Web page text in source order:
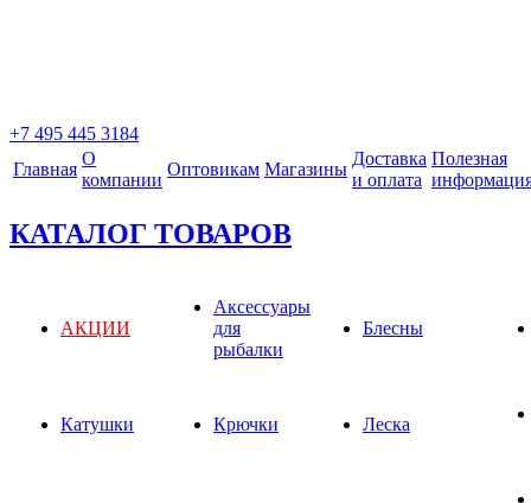
+7 495 445 3184
Главная
О
компании
Оптовикам Магазины
Доставка
и оплата
Полезная
КАТАЛОГ ТОВАРОВ
АКЦИИ
Аксессуары
для
рыбалки
Блесны
Катушки Крючки Леска